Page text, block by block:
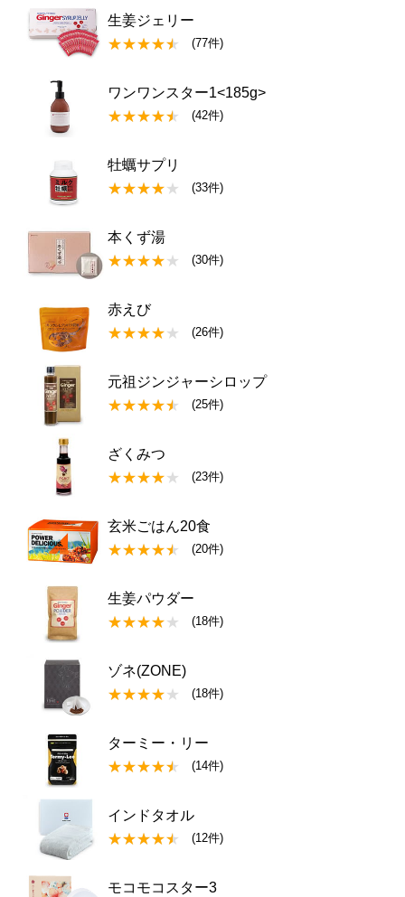
生姜ジェリー
(77件)
ワンワンスター1<185g>
(42件)
牡蠣サプリ
(33件)
本くず湯
(30件)
赤えび
(26件)
元祖ジンジャーシロップ
(25件)
ざくみつ
(23件)
玄米ごはん20食
(20件)
生姜パウダー
(18件)
ゾネ(ZONE)
(18件)
ターミー・リー
(14件)
インドタオル
(12件)
モコモコスター3